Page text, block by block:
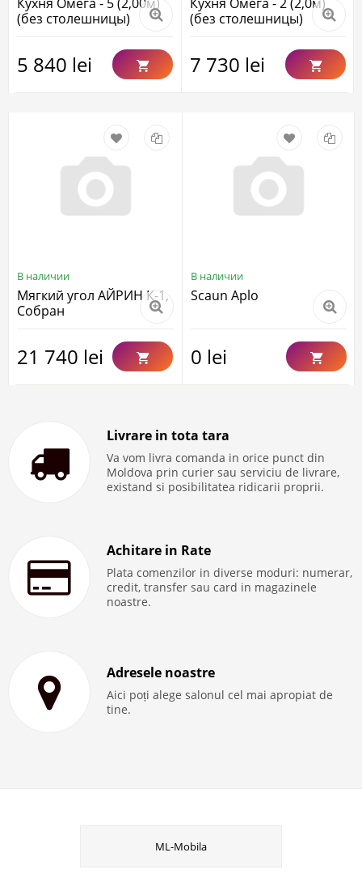
(без столешницы)
5 840 lei
(без столешницы)
7 730 lei
В наличии
Мягкий угол АЙРИН К-1,
Собран
21 740 lei
В наличии
Scaun Aplo
0 lei
Livrare in tota tara
Va vom livra comanda in orice punct din
Moldova prin curier sau serviciu de livrare,
existand si posibilitatea ridicarii proprii.
Achitare in Rate
Plata comenzilor in diverse moduri: numerar,
credit, transfer sau card in magazinele
noastre.
Adresele noastre
Aici poți alege salonul cel mai apropiat de
tine.
ML-Mobila